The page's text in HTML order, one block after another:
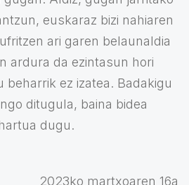
euskaraz bizi nahiaren
ari garen belaunaldia
ardura da ezintasun hori
ez izatea. Badakigu
ditugula, baina bidea
dugu.
2023ko martxoaren 16a